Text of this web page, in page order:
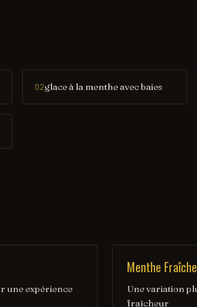
02glace à la menthe avec baies
une expérience
Menthe
Une variation
fraîcheur